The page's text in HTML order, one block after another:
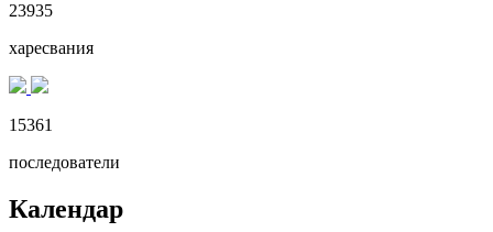
23935
харесвания
15361
последователи
Календар